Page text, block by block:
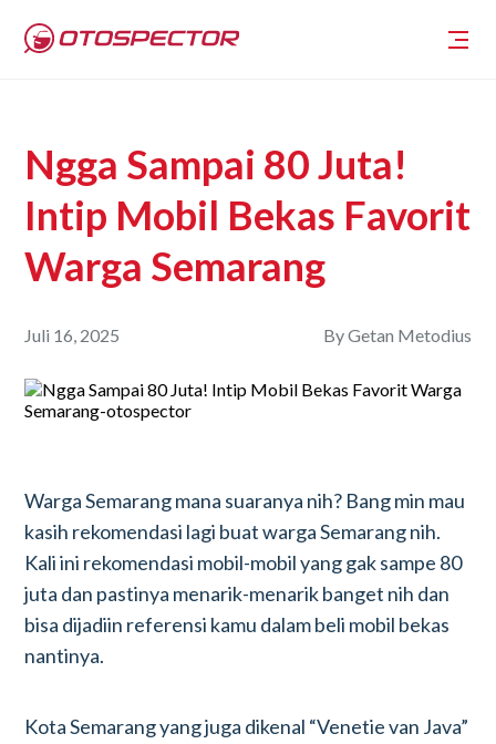
Ngga Sampai 80 Juta!
Intip Mobil Bekas Favorit
Warga Semarang
Juli 16, 2025 ByGetan Metodius
Warga Semarang mana suaranya nih? Bang min mau
kasih rekomendasi lagi buat warga Semarang nih.
Kali ini rekomendasi mobil-mobil yang gak sampe 80
juta dan pastinya menarik-menarik banget nih dan
bisa dijadiin referensi kamu dalam beli mobil bekas
nantinya.
Kota Semarang yang juga dikenal “Venetie van Java”